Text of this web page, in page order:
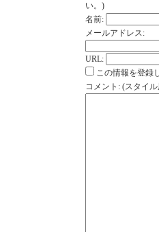
い。)
名前:
メールアドレス:
URL:
この情報を登録
コメント: (スタイ